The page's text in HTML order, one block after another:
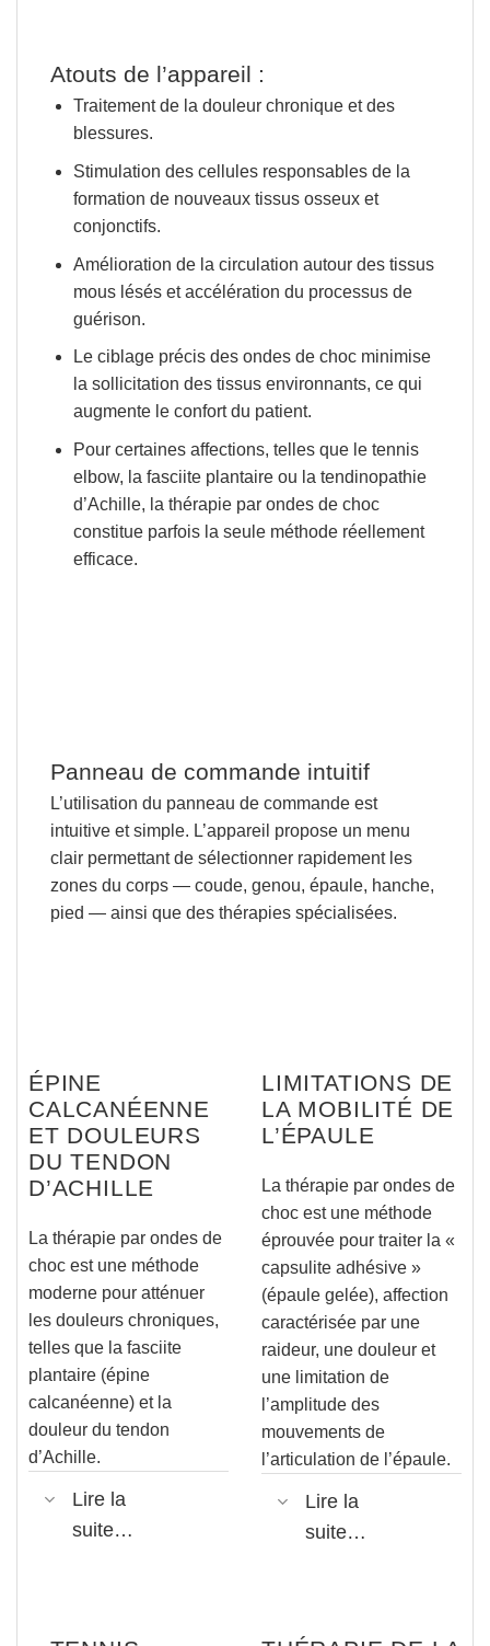
Atouts de l’appareil :
Traitement de la douleur chronique et des
blessures.
Stimulation des cellules responsables de la
formation de nouveaux tissus osseux et
conjonctifs.
Amélioration de la circulation autour des tissus
mous lésés et accélération du processus de
guérison.
Le ciblage précis des ondes de choc minimise
la sollicitation des tissus environnants, ce qui
augmente le confort du patient.
Pour certaines affections, telles que le tennis
elbow, la fasciite plantaire ou la tendinopathie
d’Achille, la thérapie par ondes de choc
constitue parfois la seule méthode réellement
efficace.
Panneau de commande intuitif
L’utilisation du panneau de commande est
intuitive et simple. L’appareil propose un menu
clair permettant de sélectionner rapidement les
zones du corps — coude, genou, épaule, hanche,
pied — ainsi que des thérapies spécialisées.
ÉPINE
CALCANÉENNE
ET DOULEURS
DU TENDON
D’ACHILLE
La thérapie par ondes de
choc est une méthode
moderne pour atténuer
les douleurs chroniques,
telles que la fasciite
plantaire (épine
calcanéenne) et la
douleur du tendon
d’Achille.
Lire la
suite…
LIMITATIONS DE
LA MOBILITÉ DE
L’ÉPAULE
La thérapie par ondes de
choc est une méthode
éprouvée pour traiter la «
capsulite adhésive »
(épaule gelée), affection
caractérisée par une
raideur, une douleur et
une limitation de
l’amplitude des
mouvements de
l’articulation de l’épaule.
Lire la
suite…